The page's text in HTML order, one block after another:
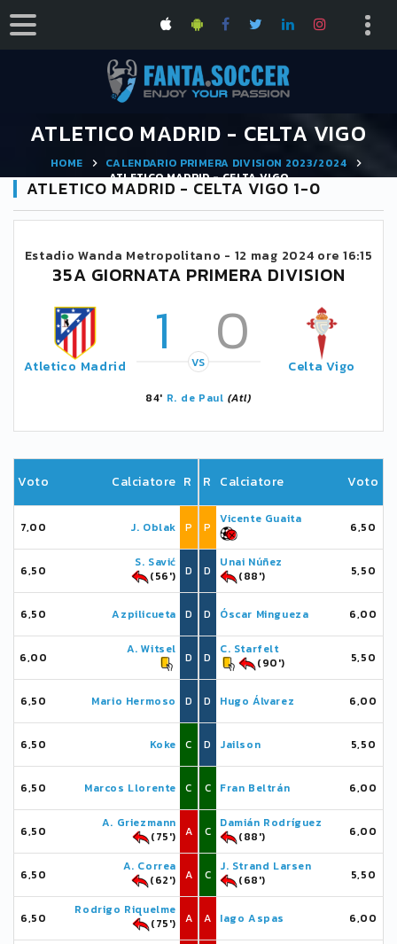
ATLETICO MADRID - CELTA VIGO
HOME
CALENDARIO PRIMERA DIVISION 2023/2024
ATLETICO MADRID - CELTA VIGO
ATLETICO MADRID - CELTA VIGO 1-0
Estadio Wanda Metropolitano - 12 mag 2024 ore 16:15
35A GIORNATA PRIMERA DIVISION
Atletico Madrid 1 0
VS Celta Vigo
84' R. de Paul (Atl)
Voto Calciatore R
7,00 J. Oblak P
6,50
S. Savić
(56')
D
6,50 Azpilicueta D
6,00
A. Witsel
D
6,50 Mario Hermoso D
6,50 Koke C
6,50 Marcos Llorente C
6,50
A. Griezmann
(75')
A
6,50
A. Correa
(62')
A
6,50
Rodrigo Riquelme
(75')
A
R Calciatore Voto
P
Vicente Guaita
6,50
D
Unai Núñez
(88')
5,50
D Óscar Mingueza 6,00
D
C. Starfelt
(90')
5,50
D Hugo Álvarez 6,00
D Jailson 5,50
C Fran Beltrán 6,00
C
Damián Rodríguez
(88')
6,00
C
J. Strand Larsen
(68')
5,50
A Iago Aspas 6,00